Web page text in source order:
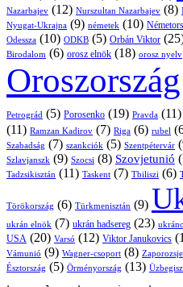
Nazarbajev (12) Nurszultan Nazarbajev (8)
Nyugat-Ukrajna (9) németek (10)
Odessza (10) ODKB (5) Orbán Viktor
Birodalom (6) orosz elnök (18) orosz nyelv
Oroszország
Petrográd (5) Porosenko (19) Pravda (11)
(11) Ramzan Kadirov (7) Riga (6) rubel
Szabadság (7) szankciók (5) Szentpétervár
Szlavjanszk (9) Szocsi (8) Szovjetunió
Tadzsikisztán (11) Taskent (7) Tbiliszi (6)
Törökország (6) Türkmenisztán (9)
ukrán elnök (7) ukrán hadsereg (23)
USA (20) Varsó (12) Viktor Janukovics
Vámunió (9) Wagner-csoport (8) Zaporozsje
Észtország (5) Örményország (13)